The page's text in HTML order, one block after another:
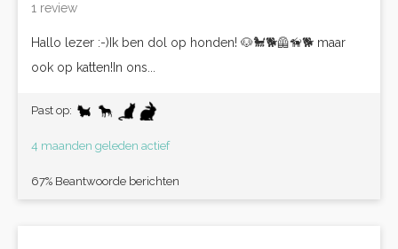
1 review
Hallo lezer :-)Ik ben dol op honden! 🐶🐩🐕🦺🦮🐕 maar
ook op katten!In ons...
Past op:
4 maanden geleden actief
67% Beantwoorde berichten